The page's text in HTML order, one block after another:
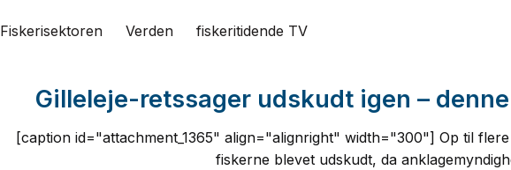
Fiskerisektoren Verden fiskeritidende TV
Gilleleje-retssager udskudt igen –
[caption id="attachment_1365" align="alignright" width="300"] Op til
fiskerne blevet udskudt, da